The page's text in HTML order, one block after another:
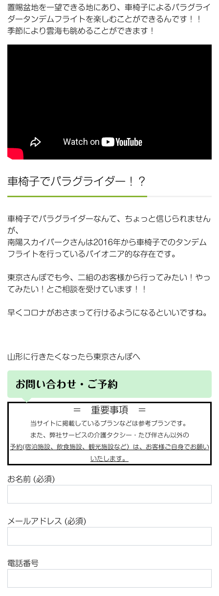
置賜盆地を一望できる地にあり、車椅子によるパラグライ
ダータンデムフライトを楽しむことができるんです！！
季節により雲海も眺めることができます！
車椅子でパラグライダー！？
車椅子でパラグライダーなんて、ちょっと信じられません
が、
南陽スカイパークさんは2016年から車椅子でのタンデム
フライトを行っているパイオニア的な存在です。
東京さんぽでも今、二組のお客様から行ってみたい！やっ
てみたい！とご相談を受けています！！
早くコロナがおさまって行けるようになるといいですね。
山形に行きたくなったら東京さんぽへ
お問い合わせ・ご予約
＝ 重要事項 ＝
当サイトに掲載しているプランなどは参考プランです。
また、弊社サービスの介護タクシー・たび伴さん以外の
予約(宿泊施設、飲食施設、観光施設など）は、お客様ご自身でお願い
いたします。
お名前 (必須)
メールアドレス (必須)
電話番号